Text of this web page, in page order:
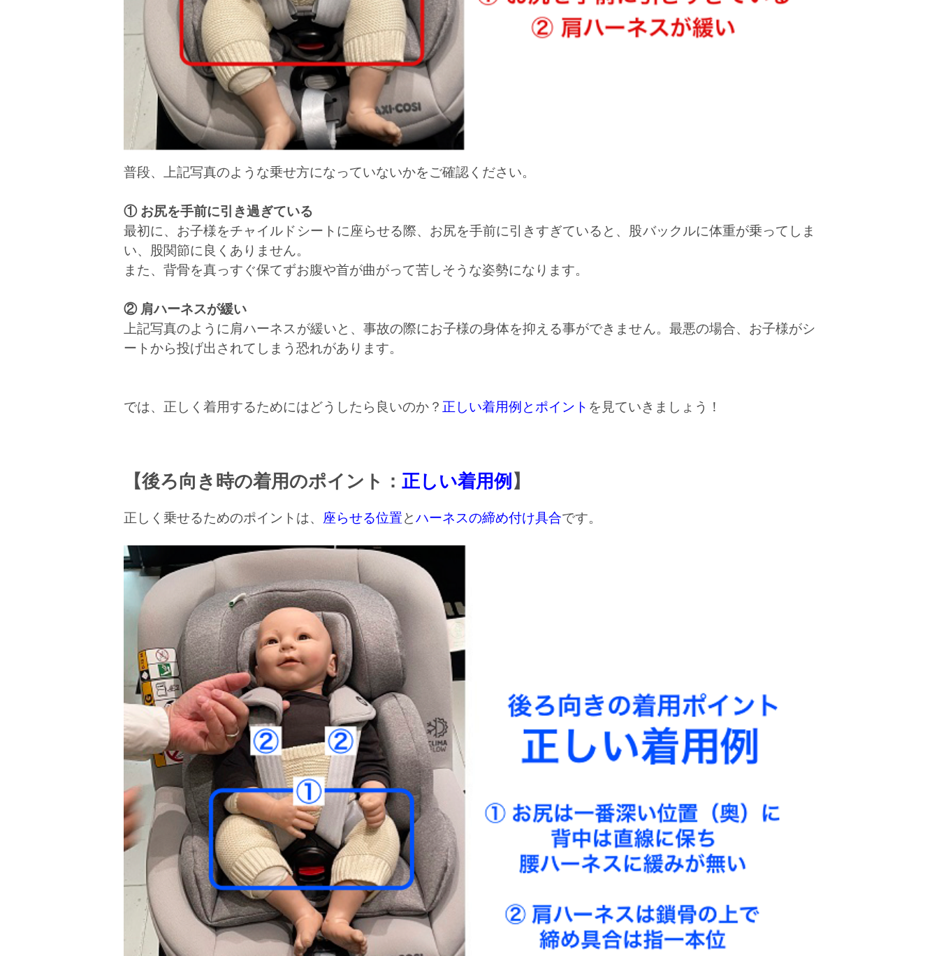
普段、上記写真のような乗せ方になっていないかをご確認ください。
① お尻を手前に引き過ぎている
最初に、お子様をチャイルドシートに座らせる際、お尻を手前に引きすぎていると、股バックルに体重が乗ってしま
い、股関節に良くありません。
また、背骨を真っすぐ保てずお腹や首が曲がって苦しそうな姿勢になります。
② 肩ハーネスが緩い
上記写真のように肩ハーネスが緩いと、事故の際にお子様の身体を抑える事ができません。最悪の場合、お子様がシ
ートから投げ出されてしまう恐れがあります。
では、正しく着用するためにはどうしたら良いのか？ 正しい着用例とポイント を見ていきましょう！
【後ろ向き時の着用のポイント： 正しい着用例 】
正しく乗せるためのポイントは、 座らせる位置とハーネスの締め付け具合です。